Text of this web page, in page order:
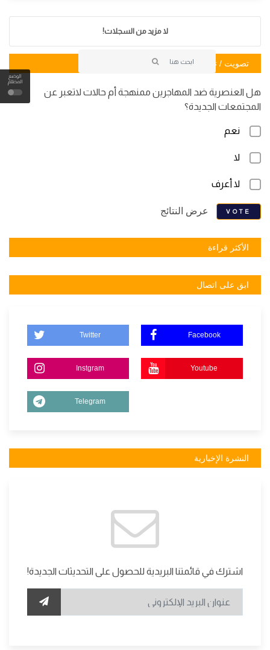
الوضع
المظلم
لا مزيد من السجلات!
تصويت / تصويت
هل العنصرية ضد المهاجرين ممنهجة أم حالات لاتعبر عن
المجتمعات الجديدة؟
نعم
لا
لا أعرف
VOTE عرض النتائج
الأكثر قراءة
ابق على اتصال
Twitter Facebook
Instgram Youtube
Telegram
النشرة الإخبارية
اشترك في قائمتنا البريدية للحصول على التحديثات الجديدة!